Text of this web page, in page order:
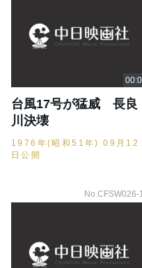
台風17号が猛威 長良
川決壊
1976年(昭和51年) 09月12
日公開
No.CFSW026-